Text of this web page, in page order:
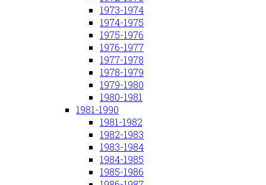
1973-1974
1974-1975
1975-1976
1976-1977
1977-1978
1978-1979
1979-1980
1980-1981
1981-1990
1981-1982
1982-1983
1983-1984
1984-1985
1985-1986